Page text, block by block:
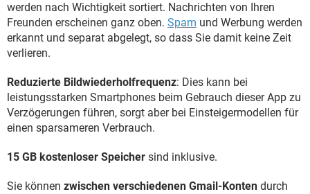
werden nach Wichtigkeit sortiert. Nachrichten von Ihren
Freunden erscheinen ganz oben. Spam und Werbung werden
erkannt und separat abgelegt, so dass Sie damit keine Zeit
verlieren.
Reduzierte Bildwiederholfrequenz: Dies kann bei
leistungsstarken Smartphones beim Gebrauch dieser App zu
Verzögerungen führen, sorgt aber bei Einsteigermodellen für
einen sparsameren Verbrauch.
15 GB kostenloser Speicher sind inklusive.
Sie können zwischen verschiedenen Gmail-Konten durch